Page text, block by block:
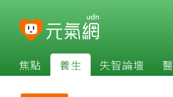
焦點 養生 失智論壇